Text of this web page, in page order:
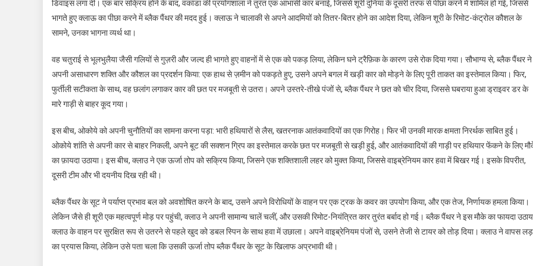
डिवाइस लगा दी। एक बार सक्रिय होने के बाद, वकांडा की प्रयोगशाला ने तुरंत एक आभासी कार बनाई, जिससे शूरी दुनिया के दूसरी तरफ से पीछा करने में शामिल हो गई, जिससे
भागते हुए क्लाऊ का पीछा करने में ब्लैक पैंथर की मदद हुई। क्लाऊ ने चालाकी से अपने आदमियों को तितर-बितर होने का आदेश दिया, लेकिन शूरी के रिमोट-कंट्रोल कौशल के
सामने, उनका भागना व्यर्थ था।
वह चतुराई से भूलभुलैया जैसी गलियों से गुज़री और जल्द ही भागते हुए वाहनों में से एक को पकड़ लिया, लेकिन घने ट्रैफ़िक के कारण उसे रोक दिया गया। सौभाग्य से, ब्लैक पैंथर ने
अपनी असाधारण शक्ति और कौशल का प्रदर्शन किया: एक हाथ से ज़मीन को पकड़ते हुए, उसने अपने बगल में खड़ी कार को मोड़ने के लिए पूरी ताकत का इस्तेमाल किया। फिर,
फुर्तीली सटीकता के साथ, वह छलांग लगाकर कार की छत पर मजबूती से उतरा। अपने उस्तरे-तीखे पंजों से, ब्लैक पैंथर ने छत को चीर दिया, जिससे घबराया हुआ ड्राइवर डर के
मारे गाड़ी से बाहर कूद गया।
इस बीच, ओकोये को अपनी चुनौतियों का सामना करना पड़ा: भारी हथियारों से लैस, खतरनाक आतंकवादियों का एक गिरोह। फिर भी उनकी मारक क्षमता निरर्थक साबित हुई।
ओकोये शांति से अपनी कार से बाहर निकली, अपने बूट की सक्शन ग्रिप का इस्तेमाल करके छत पर मजबूती से खड़ी हुई, और आतंकवादियों की गाड़ी पर हथियार फेंकने के लिए
का फ़ायदा उठाया। इस बीच, क्लाउ ने एक ऊर्जा तोप को सक्रिय किया, जिसने एक शक्तिशाली लहर को मुक्त किया, जिससे वाइब्रेनियम कार हवा में बिखर गई। इसके विपरीत,
दूसरी टीम और भी दयनीय दिख रही थी।
ब्लैक पैंथर के सूट ने पर्याप्त प्रभाव बल को अवशोषित करने के बाद, उसने अपने विरोधियों के वाहन पर एक ट्रक के कवर का उपयोग किया, और एक तेज, निर्णायक हमला किया।
लेकिन जैसे ही शूरी एक महत्वपूर्ण मोड़ पर पहुंची, क्लाउ ने अपनी सामान्य चालें चलीं, और उसकी रिमोट-नियंत्रित कार तुरंत बर्बाद हो गई। ब्लैक पैंथर ने इस मौके का फायदा
क्लाउ के वाहन पर सुरक्षित रूप से उतरने से पहले खुद को डबल स्पिन के साथ हवा में उछाला। अपने वाइब्रेनियम पंजों से, उसने तेजी से टायर को तोड़ दिया। क्लाउ ने वापस
का प्रयास किया, लेकिन उसे पता चला कि उसकी ऊर्जा तोप ब्लैक पैंथर के सूट के खिलाफ अप्रभावी थी।